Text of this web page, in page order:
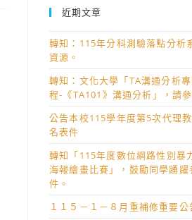
近期文章
轉知：115年分科測驗落點分析
資源。
轉知：文化大學「TA溝通分析
程-《TA101》溝通分析」，請
公告本校115學年度第5次代理
名表件
轉知「115年度數位網路性別暴
海報繪畫比賽」，鼓勵同學踴
件。
１１５－１－８月重補修重要公